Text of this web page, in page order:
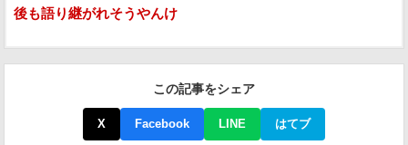
後も語り継がれそうやんけ
この記事をシェア
X Facebook LINE はてブ